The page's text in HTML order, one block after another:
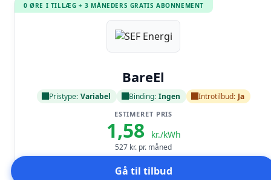
0 ØRE I TILLÆG + 3 MÅNEDERS GRATIS ABONNEMENT
BareEl
Pristype: Variabel Binding: Ingen Introtilbud: Ja
ESTIMERET PRIS
1,58 kr./kWh
527 kr. pr. måned
Gå til tilbud